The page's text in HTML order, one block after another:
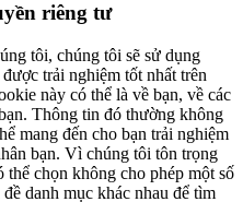
riêng tư
tôi, chúng tôi sẽ sử dụng
trải nghiệm tốt nhất trên
này có thể là về bạn, về các
Thông tin đó thường không
mang đến cho bạn trải nghiệm
bạn. Vì chúng tôi tôn trọng
thể chọn không cho phép một số
danh mục khác nhau để tìm